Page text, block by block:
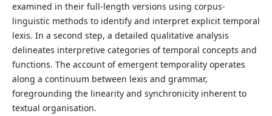
examined in their full-length versions using corpus-
linguistic methods to identify and interpret explicit temporal
lexis. In a second step, a detailed qualitative analysis
delineates interpretive categories of temporal concepts and
functions. The account of emergent temporality operates
along a continuum between lexis and grammar,
foregrounding the linearity and synchronicity inherent to
textual organisation.